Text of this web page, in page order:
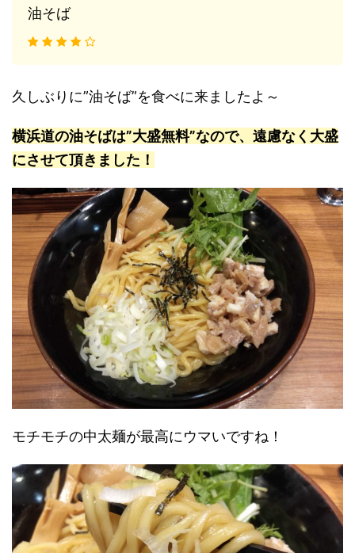
油そば
久しぶりに”油そば”を食べに来ましたよ～
横浜道の油そばは”大盛無料”なので、遠慮なく大盛
にさせて頂きました！
モチモチの中太麺が最高にウマいですね！